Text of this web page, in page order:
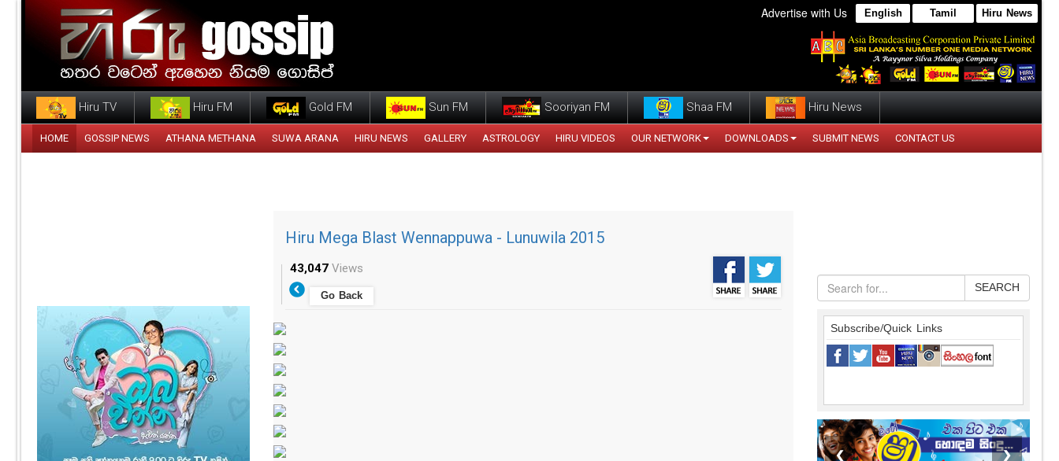
Advertise with Us English Tamil Hiru News
Hiru TV Hiru FM Gold FM Sun FM Sooriyan FM Shaa FM Hiru News
HOME GOSSIP NEWS ATHANA METHANA SUWA ARANA HIRU NEWS GALLERY ASTROLOGY HIRU VIDEOS OUR NETWORK DOWNLOADS SUBMIT NEWS CONTACT US
Hiru Mega Blast Wennappuwa - Lunuwila 2015
43,047 Views
Go Back
SEARCH
Subscribe/Quick Links
❮ ❯
අතන මෙතන